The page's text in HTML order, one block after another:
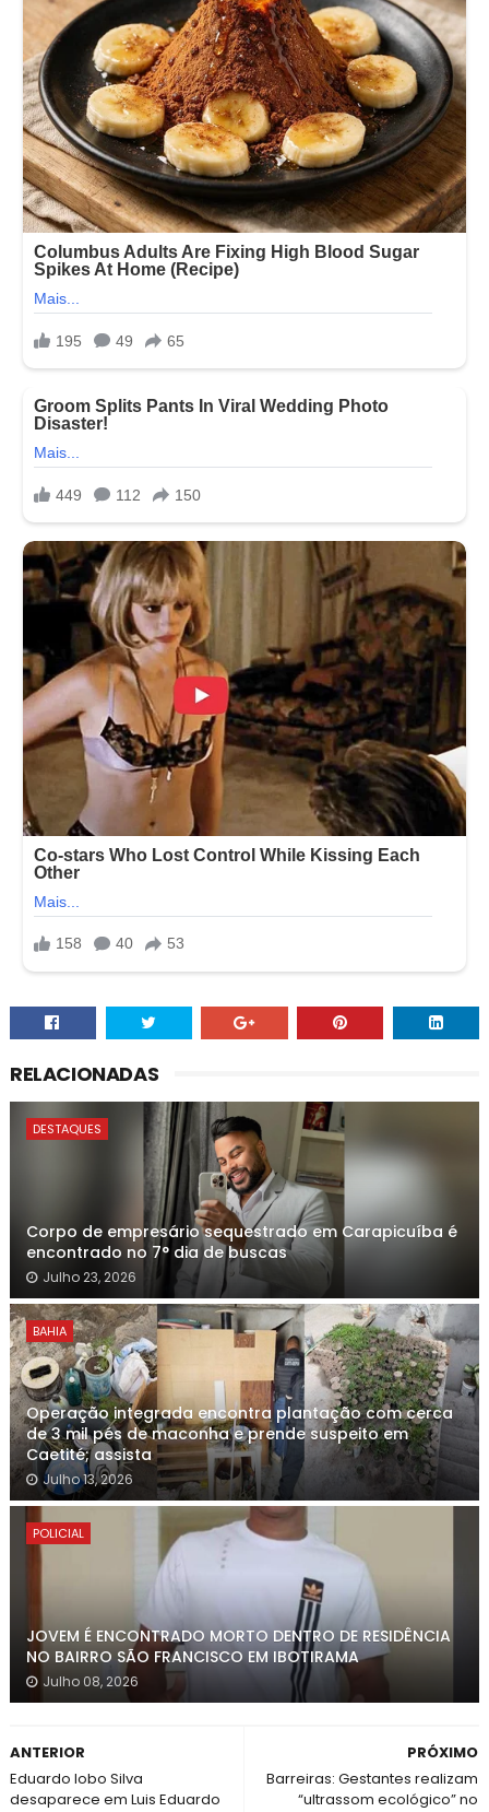
RELACIONADAS
DESTAQUES
Corpo de empresário sequestrado em Carapicuíba é
encontrado no 7° dia de buscas
Julho 23, 2026
BAHIA
Operação integrada encontra plantação com cerca
de 3 mil pés de maconha e prende suspeito em
Caetité; assista
Julho 13, 2026
POLICIAL
JOVEM É ENCONTRADO MORTO DENTRO DE RESIDÊNCIA
NO BAIRRO SÃO FRANCISCO EM IBOTIRAMA
Julho 08, 2026
PRÓXIMO
Barreiras: Gestantes realizam
“ultrassom ecológico” no
ANTERIOR
Eduardo lobo Silva
desaparece em Luis Eduardo